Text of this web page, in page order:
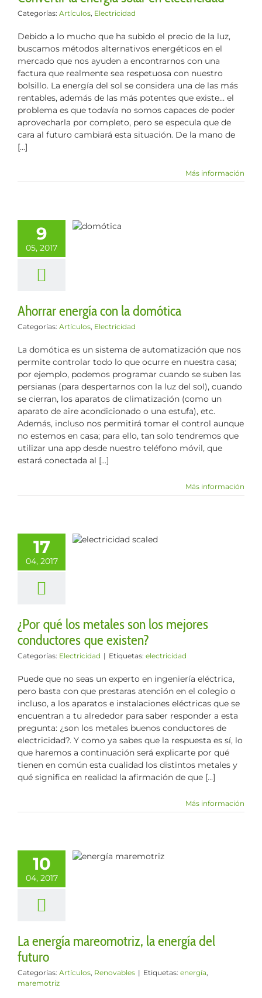
Categorías: Artículos, Electricidad
Debido a lo mucho que ha subido el precio de la luz,
buscamos métodos alternativos energéticos en el
mercado que nos ayuden a encontrarnos con una
factura que realmente sea respetuosa con nuestro
bolsillo. La energía del sol se considera una de las más
rentables, además de las más potentes que existe… el
problema es que todavía no somos capaces de poder
aprovecharla por completo, pero se especula que de
cara al futuro cambiará esta situación. De la mano de
[...]
Más información
9
05, 2017
energía con
Electricidad
Ahorrar energía con la domótica
Categorías: Artículos, Electricidad
La domótica es un sistema de automatización que nos
permite controlar todo lo que ocurre en nuestra casa;
por ejemplo, podemos programar cuando se suben las
persianas (para despertarnos con la luz del sol), cuando
se cierran, los aparatos de climatización (como un
aparato de aire acondicionado o una estufa), etc.
Además, incluso nos permitirá tomar el control aunque
no estemos en casa; para ello, tan solo tendremos que
utilizar una app desde nuestro teléfono móvil, que
estará conectada al [...]
Más información
17
04, 2017
mejores
que
¿Por qué los metales son los mejores
conductores que existen?
Categorías: Electricidad | Etiquetas: electricidad
Puede que no seas un experto en ingeniería eléctrica,
pero basta con que prestaras atención en el colegio o
incluso, a los aparatos e instalaciones eléctricas que se
encuentran a tu alrededor para saber responder a esta
pregunta: ¿son los metales buenos conductores de
electricidad?. Y como ya sabes que la respuesta es sí, lo
que haremos a continuación será explicarte por qué
tienen en común esta cualidad los distintos metales y
qué significa en realidad la afirmación de que [...]
Más información
10
04, 2017
la
del futuro
Renovables
La energía mareomotriz, la energía del
futuro
Categorías: Artículos, Renovables | Etiquetas: energía,
maremotriz